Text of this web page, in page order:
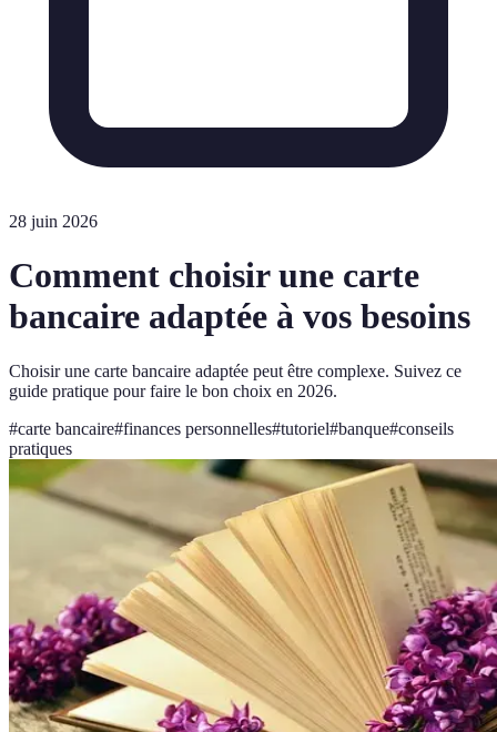
28 juin 2026
Comment choisir une carte
bancaire adaptée à vos besoins
Choisir une carte bancaire adaptée peut être complexe. Suivez ce
guide pratique pour faire le bon choix en 2026.
#carte bancaire#finances personnelles#tutoriel#banque#conseils
pratiques